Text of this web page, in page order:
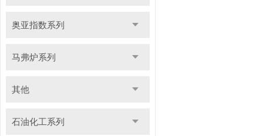
奥亚指数系列
马弗炉系列
其他
石油化工系列